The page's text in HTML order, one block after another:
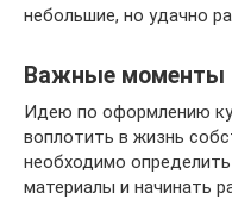
небольшие, но удачно
Важные моменты
Идею по оформлению
воплотить в жизнь
необходимо
материалы и начинать